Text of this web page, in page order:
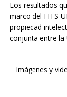
Los resultados
marco del FITS-
propiedad
conjunta entre la
Imágenes y